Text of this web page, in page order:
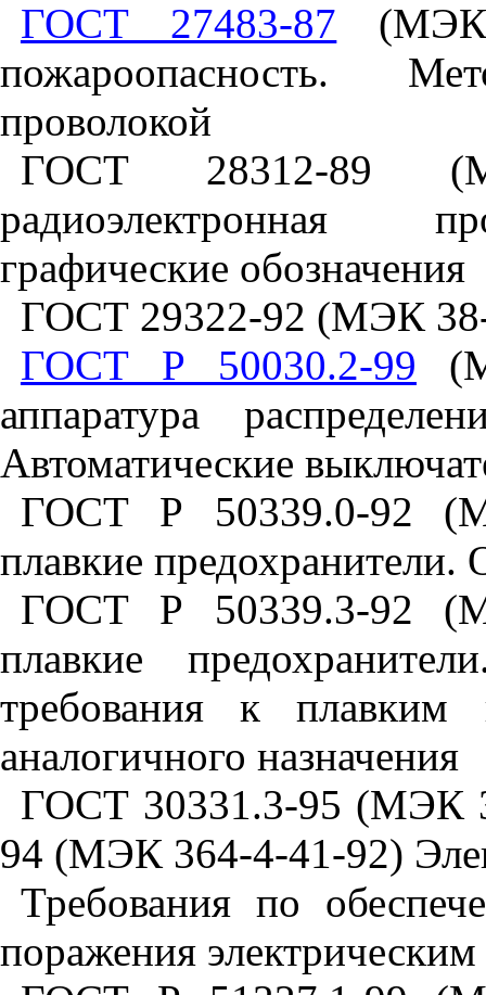
ГОСТ 27483-87 (МЭК
пожароопасность.
проволокой
ГОСТ 28312-89
радиоэлектронная
графические обозначения
ГОСТ 29322-92 (МЭК 38-
ГОСТ Р 50030.2-99
аппаратура
Автоматические
ГОСТ Р 50339.0-92
плавкие предохранители.
ГОСТ Р 50339.3-92
плавкие
требования к плавким
аналогичного назначения
ГОСТ 30331.3-95 (МЭК
94 (МЭК 364-4-41-92)
Требования по
поражения